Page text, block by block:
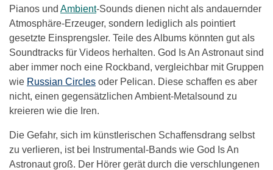
Pianos und Ambient-Sounds dienen nicht als andauernder
Atmosphäre-Erzeuger, sondern lediglich als pointiert
gesetzte Einsprengsler. Teile des Albums könnten gut als
Soundtracks für Videos herhalten. God Is An Astronaut sind
aber immer noch eine Rockband, vergleichbar mit Gruppen
wie Russian Circles oder Pelican. Diese schaffen es aber
nicht, einen gegensätzlichen Ambient-Metalsound zu
kreieren wie die Iren.
Die Gefahr, sich im künstlerischen Schaffensdrang selbst
zu verlieren, ist bei Instrumental-Bands wie God Is An
Astronaut groß. Der Hörer gerät durch die verschlungenen